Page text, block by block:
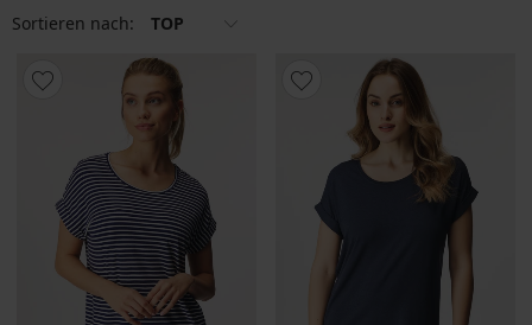
Sortieren nach: TOP